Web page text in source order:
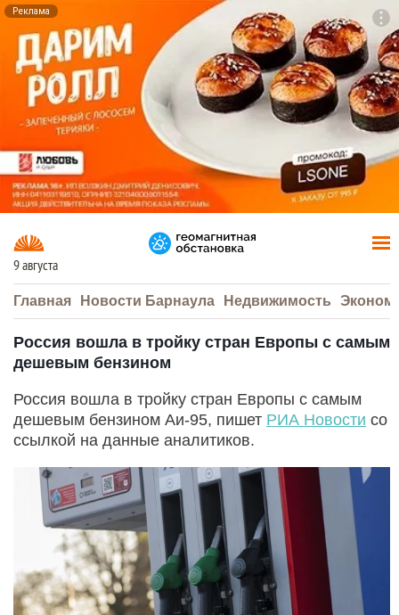
Реклама
9 августа
Главная Новости Барнаула Недвижимость
Россия вошла в тройку стран Европы с самым
дешевым бензином
Россия вошла в тройку стран Европы с самым
дешевым бензином Аи-95, пишет РИА Новости со
ссылкой на данные аналитиков.